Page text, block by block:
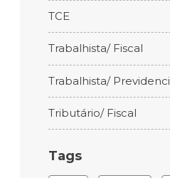
TCE
Trabalhista/ Fiscal
Trabalhista/
Tributário/ Fiscal
Tags